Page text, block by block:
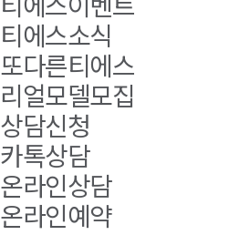
티에스소식
또다른티에스
리얼모델모집
상담신청
카톡상담
온라인상담
온라인예약